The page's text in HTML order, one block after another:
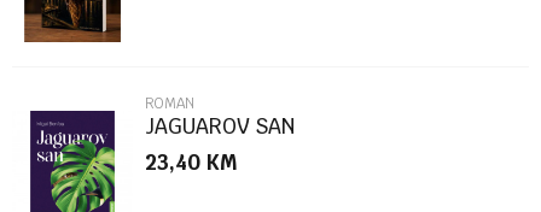
POŠALJI
ROMAN
JAGUAROV SAN
23,40 KM